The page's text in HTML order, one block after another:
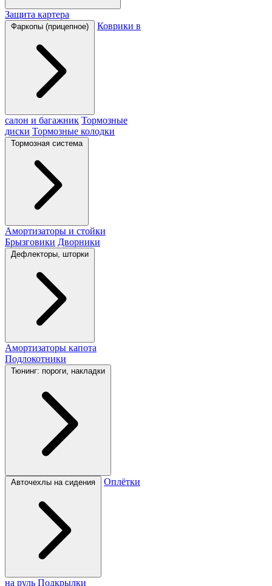
Защита картера
Фаркопы (прицепное) Коврики в
салон и багажник Тормозные
диски Тормозные колодки
Тормозная система
Амортизаторы и стойки
Брызговики Дворники
Дефлекторы, шторки
Амортизаторы капота
Подлокотники
Тюнинг: пороги, накладки
Авточехлы на сидения Оплётки
на руль Подкрылки